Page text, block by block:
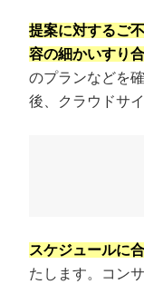
提案に対するご
容の細かいすり
のプランなどを
後、クラウドサ
スケジュールに
たします。コン